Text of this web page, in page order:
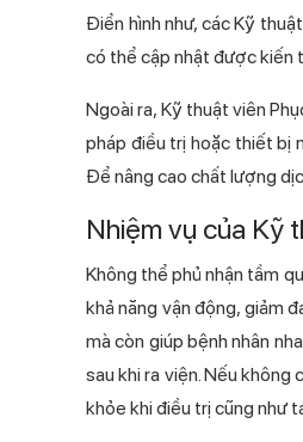
Điển hình như, các Kỹ
có thể cập nhật được kiến
Ngoài ra, Kỹ thuật viên
pháp điều trị hoặc thiết bị
Để nâng cao chất lượng
Nhiệm vụ của Kỹ
Không thể phủ nhận tầm
khả năng vận động, giảm
mà còn giúp bệnh nhân
sau khi ra viện. Nếu không
khỏe khi điều trị cũng như